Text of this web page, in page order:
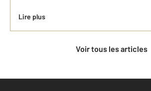
Lire plus
Voir tous les articles